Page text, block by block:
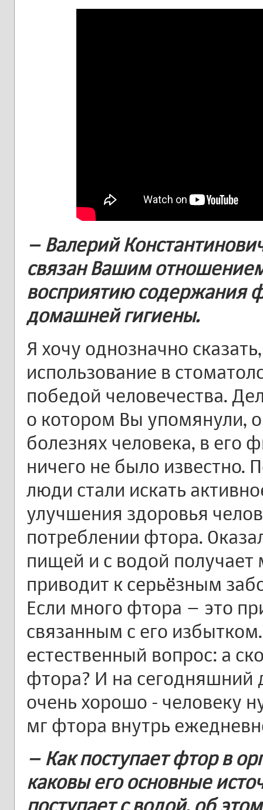
– Валерий
связан Вашим
восприятию содержания
домашней гигиены.
Я хочу однозначно
использование в
победой человечества.
о котором Вы упомянули,
болезнях человека, в его
ничего не было известно.
люди стали искать
улучшения здоровья
потреблении фтора.
пищей и с водой получает
приводит к серьёзным
Если много фтора – это
связанным с его
естественный вопрос: а
фтора? И на сегодняшний
очень хорошо - человеку
мг фтора внутрь
– Как поступает фтор в
каковы его основные
поступает с водой, об